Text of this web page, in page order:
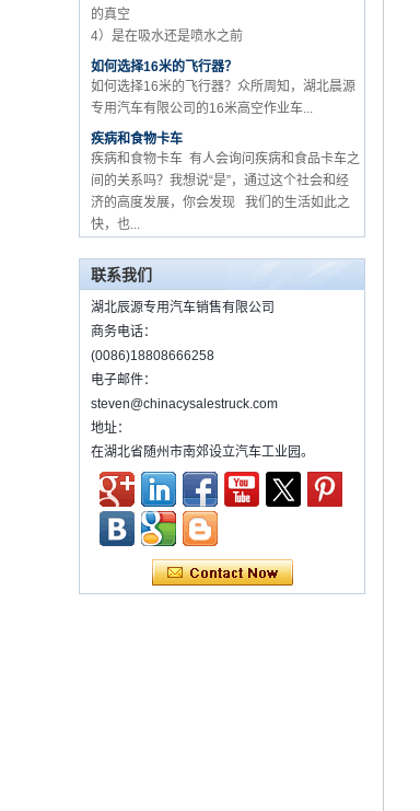
如何选择16米的飞行器？
如何选择16米的飞行器？众所周知，湖北晨源
专用汽车有限公司的16米高空作业车...
疾病和食物卡车
疾病和食物卡车 有人会询问疾病和食品卡车之
间的关系吗？我想说“是”，通过这个社会和经
济的高度发展，你会发现 我们的生活如此之
快，也...
关于如何购买食品卡车和设备？
流动食品车，作为一个新的卡车从2015年的开
如何用起重机选择卡车MOUNETD？
汽车起重机是设备，它通过液压升降和伸缩系
统来实现起重，旋转和升降设备的货物。通常
被使用，其中最...
污水处理车介绍
污水处理车是专门为化粪池处理而开发的新型
污水从化粪池分离到舱内进行分离和压缩，
为什么中国每年都会发生很多交通事故？
为什么中国每年都会发生很多交通事故？关于
交通事故，每年都会有许多...
多功能除尘器的操作步骤
Ø多功能除尘器的操作步骤
联系我们
湖北辰源专用汽车销售有限公司
商务电话：
(0086)18808666258
电子邮件：
steven@chinacysalestruck.com
地址：
在湖北省随州市南郊设立汽车工业园。